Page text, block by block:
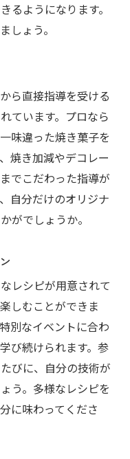
るようになります。
しょう。
ら直接指導を受ける
ています。プロなら
味違った焼き菓子を
焼き加減やデコレー
でこだわった指導が
自分だけのオリジナ
がでしょうか。
レシピが用意されて
しむことができま
別なイベントに合わ
び続けられます。参
びに、自分の技術が
う。多様なレシピを
に味わってくださ